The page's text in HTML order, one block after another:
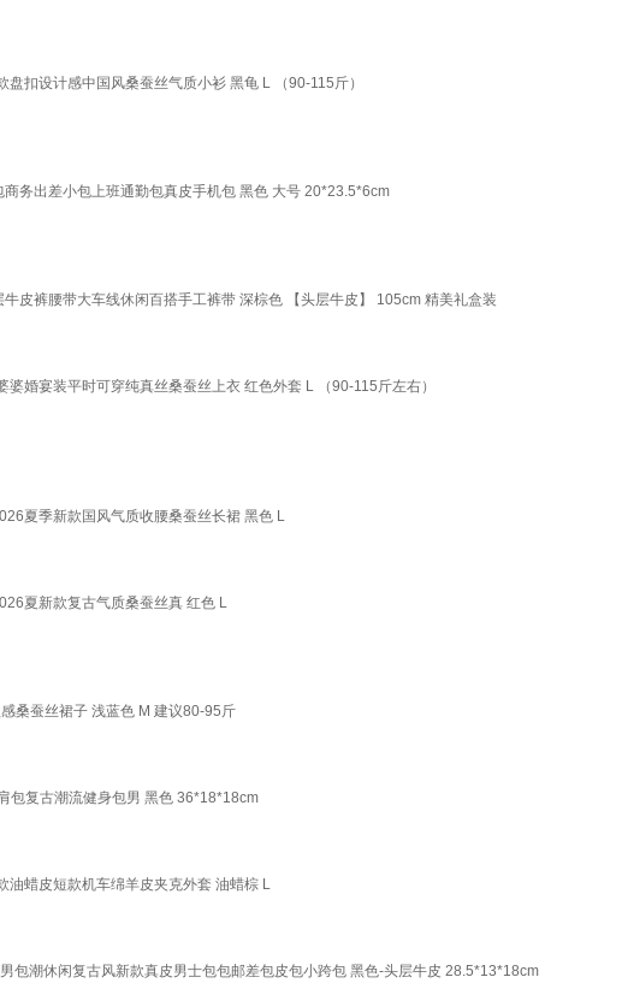
扣设计感中国风桑蚕丝气质小衫 黑龟 L （90-115斤）
务出差小包上班通勤包真皮手机包 黑色 大号 20*23.5*6cm
皮裤腰带大车线休闲百搭手工裤带 深棕色 【头层牛皮】 105cm 精美礼盒装
婚宴装平时可穿纯真丝桑蚕丝上衣 红色外套 L （90-115斤左右）
夏季新款国风气质收腰桑蚕丝长裙 黑色 L
夏新款复古气质桑蚕丝真 红色 L
桑蚕丝裙子 浅蓝色 M 建议80-95斤
包复古潮流健身包男 黑色 36*18*18cm
油蜡皮短款机车绵羊皮夹克外套 油蜡棕 L
包潮休闲复古风新款真皮男士包包邮差包皮包小跨包 黑色-头层牛皮 28.5*13*18cm